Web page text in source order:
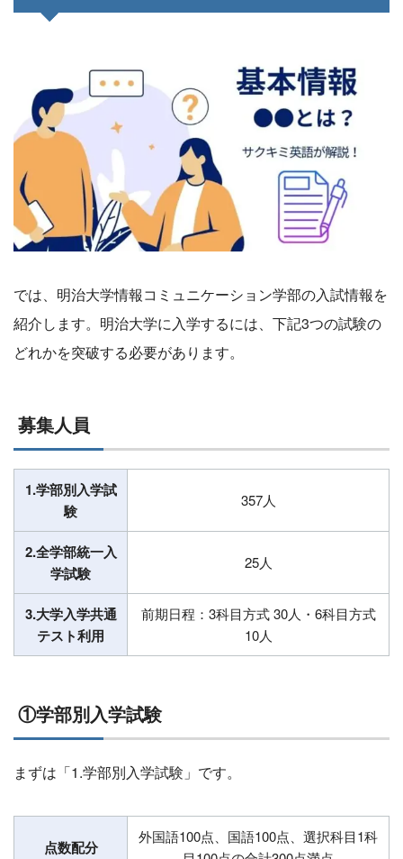
では、明治大学情報コミュニケーション学部の入試情報を
紹介します。明治大学に入学するには、下記3つの試験の
どれかを突破する必要があります。
募集人員
1.学部別入学試
験
357人
2.全学部統一入
学試験
25人
3.大学入学共通
テスト利用
前期日程：3科目方式 30人・6科目方式
10人
①学部別入学試験
まずは「1.学部別入学試験」です。
点数配分
外国語100点、国語100点、選択科目1科